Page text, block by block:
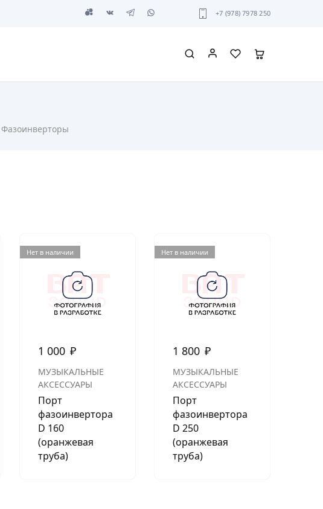
+7 (978) 7978 250
Фазоинверторы
Нет в наличии
1 000 ₽
МУЗЫКАЛЬНЫЕ
АКСЕССУАРЫ
Порт
фазоинвертора
D 160
(оранжевая
труба)
Нет в наличии
1 800 ₽
МУЗЫКАЛЬНЫЕ
АКСЕССУАРЫ
Порт
фазоинвертора
D 250
(оранжевая
труба)